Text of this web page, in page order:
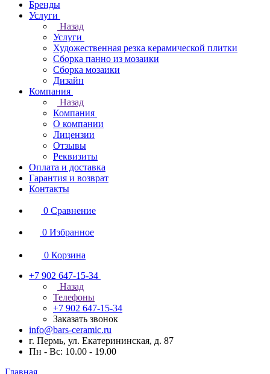
Бренды
Услуги
Назад
Услуги
Художественная резка керамической плитки
Сборка панно из мозаики
Сборка мозаики
Дизайн
Компания
Назад
Компания
О компании
Лицензии
Отзывы
Реквизиты
Оплата и доставка
Гарантия и возврат
Контакты
0 Сравнение
0 Избранное
0 Корзина
+7 902 647-15-34
Назад
Телефоны
+7 902 647-15-34
Заказать звонок
info@bars-ceramic.ru
г. Пермь, ул. Екатерининская, д. 87
Пн - Вс: 10.00 - 19.00
Главная